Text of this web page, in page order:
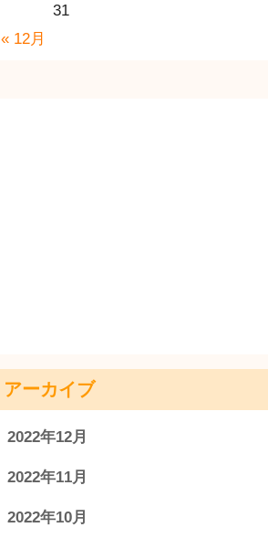
31
« 12月
アーカイブ
2022年12月
2022年11月
2022年10月